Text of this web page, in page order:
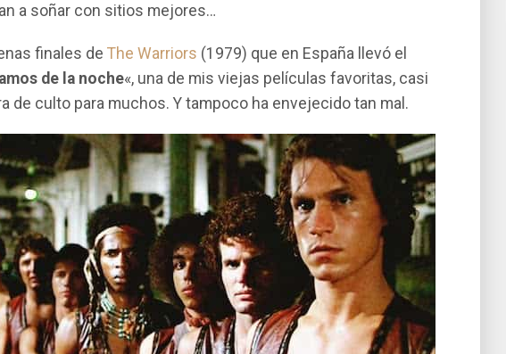
a soñar con sitios mejores…
finales de The Warriors (1979) que en España llevó el
de la noche«, una de mis viejas pelí­culas favoritas, casi
de culto para muchos. Y tampoco ha envejecido tan mal.